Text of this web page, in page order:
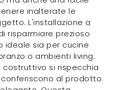
inalterate le
L'installazione a
risparmiare prezioso
ideale sia per cucine
o ambienti living.
si rispecchia
al prodotto